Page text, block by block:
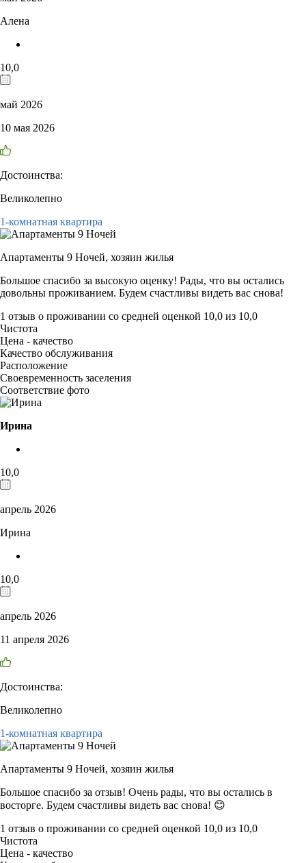
Алена
10,0
май 2026
10 мая 2026
Достоинства:
Великолепно
1-комнатная квартира
Апартаменты 9 Ночей, хозяин жилья
Большое спасибо за высокую оценку! Рады, что вы остались
довольны проживанием. Будем счастливы видеть вас снова!
1 отзыв о проживании со средней оценкой 10,0 из 10,0
Чистота
Цена - качество
Качество обслуживания
Расположение
Своевременность заселения
Соответствие фото
Ирина
10,0
апрель 2026
Ирина
10,0
апрель 2026
11 апреля 2026
Достоинства:
Великолепно
1-комнатная квартира
Апартаменты 9 Ночей, хозяин жилья
Большое спасибо за отзыв! Очень рады, что вы остались в
восторге. Будем счастливы видеть вас снова! 😊
1 отзыв о проживании со средней оценкой 10,0 из 10,0
Чистота
Цена - качество